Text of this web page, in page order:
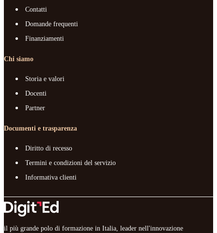
Contatti
Domande frequenti
Finanziamenti
Chi siamo
Storia e valori
Docenti
Partner
Documenti e trasparenza
Diritto di recesso
Termini e condizioni del servizio
Informativa clienti
il più grande polo di formazione in Italia, leader nell'innovazione